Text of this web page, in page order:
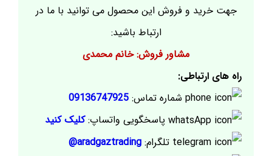
جهت خرید و فروش این محصول می توانید با ما در
ارتباط باشید:
مشاور فروش: خانم محمدی
راه های ارتباطی:
شماره تماس: 09136747925
پاسخگویی واتساپ:کلیک کنید
تلگرام: aradgaztrading@